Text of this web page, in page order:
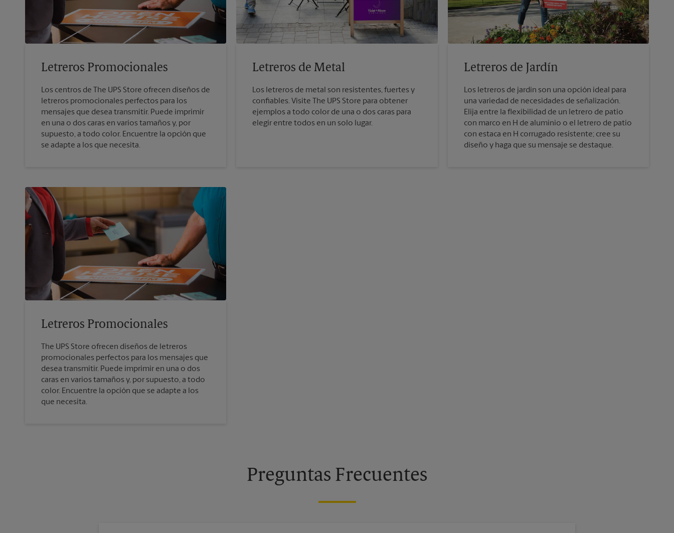
Letreros Promocionales
Los centros de The UPS Store ofrecen diseños de
letreros promocionales perfectos para los
mensajes que desea transmitir. Puede imprimir
en una o dos caras en varios tamaños y, por
supuesto, a todo color. Encuentre la opción que
se adapte a los que necesita.
Letreros de Metal
Los letreros de metal son resistentes, fuertes y
confiables. Visite The UPS Store para obtener
ejemplos a todo color de una o dos caras para
elegir entre todos en un solo lugar.
Letreros de Jardín
Los letreros de jardín son una opción ideal para
una variedad de necesidades de señalización.
Elija entre la flexibilidad de un letrero de patio
con marco en H de aluminio o el letrero de patio
con estaca en H corrugado resistente; cree su
diseño y haga que su mensaje se destaque.
Letreros Promocionales
The UPS Store ofrecen diseños de letreros
promocionales perfectos para los mensajes que
desea transmitir. Puede imprimir en una o dos
caras en varios tamaños y, por supuesto, a todo
color. Encuentre la opción que se adapte a los
que necesita.
Preguntas Frecuentes